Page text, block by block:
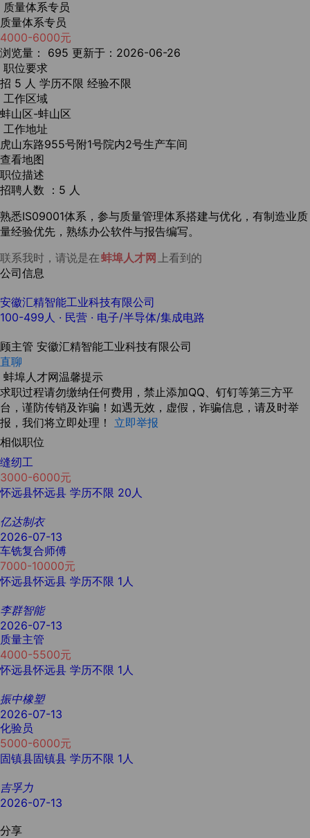
质量体系专员
质量体系专员
4000-6000元
浏览量： 695 更新于：2026-06-26
职位要求
招 5 人 学历不限 经验不限
工作区域
蚌山区-蚌山区
工作地址
虎山东路955号附1号院内2号生产车间
查看地图
职位描述
招聘人数 ：5 人
熟悉IS09001体系，参与质量管理体系搭建与优化，有制造业质
量经验优先，熟练办公软件与报告编写。
联系我时，请说是在蚌埠人才网 上看到的
公司信息
安徽汇精智能工业科技有限公司
100-499人 · 民营 · 电子/半导体/集成电路
顾主管 安徽汇精智能工业科技有限公司
直聊
蚌埠人才网温馨提示
求职过程请勿缴纳任何费用，禁止添加QQ、钉钉等第三方平
台，谨防传销及诈骗！如遇无效，虚假，诈骗信息，请及时举
报，我们将立即处理！ 立即举报
相似职位
缝纫工
3000-6000元
怀远县怀远县 学历不限 20人
亿达制衣
2026-07-13
车铣复合师傅
7000-10000元
怀远县怀远县 学历不限 1人
李群智能
2026-07-13
质量主管
4000-5500元
怀远县怀远县 学历不限 1人
振中橡塑
2026-07-13
化验员
5000-6000元
固镇县固镇县 学历不限 1人
吉孚力
2026-07-13
分享